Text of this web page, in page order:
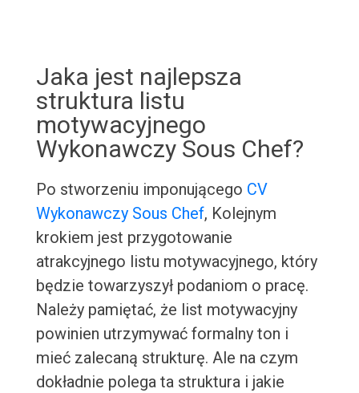
Jaka jest najlepsza
struktura listu
motywacyjnego
Wykonawczy Sous Chef?
Po stworzeniu imponującego CV
Wykonawczy Sous Chef, Kolejnym
krokiem jest przygotowanie
atrakcyjnego listu motywacyjnego, który
będzie towarzyszył podaniom o pracę.
Należy pamiętać, że list motywacyjny
powinien utrzymywać formalny ton i
mieć zalecaną strukturę. Ale na czym
dokładnie polega ta struktura i jakie